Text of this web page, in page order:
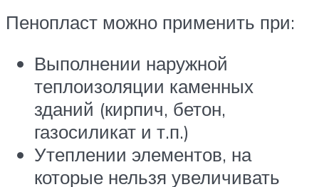
Пенопласт можно применить при:
Выполнении наружной
теплоизоляции каменных
зданий (кирпич, бетон,
газосиликат и т.п.)
Утеплении элементов, на
которые нельзя увеличивать